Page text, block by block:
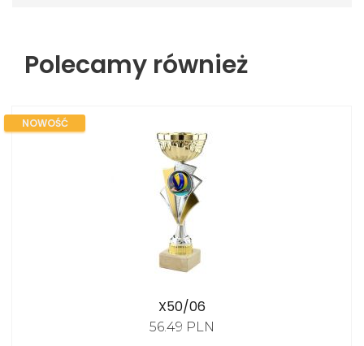
Polecamy również
NOWOŚĆ
X50/06
56.49 PLN